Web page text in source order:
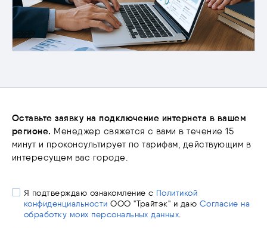
Оставьте заявку на подключение интернета в вашем
регионе. Менеджер свяжется с вами в течение 15
минут и проконсультирует по тарифам, действующим в
интересущем вас городе.
Я подтверждаю ознакомление с Политикой
конфиденциальности ООО "Трайтэк" и даю Согласие на
обработку моих персональных данных.